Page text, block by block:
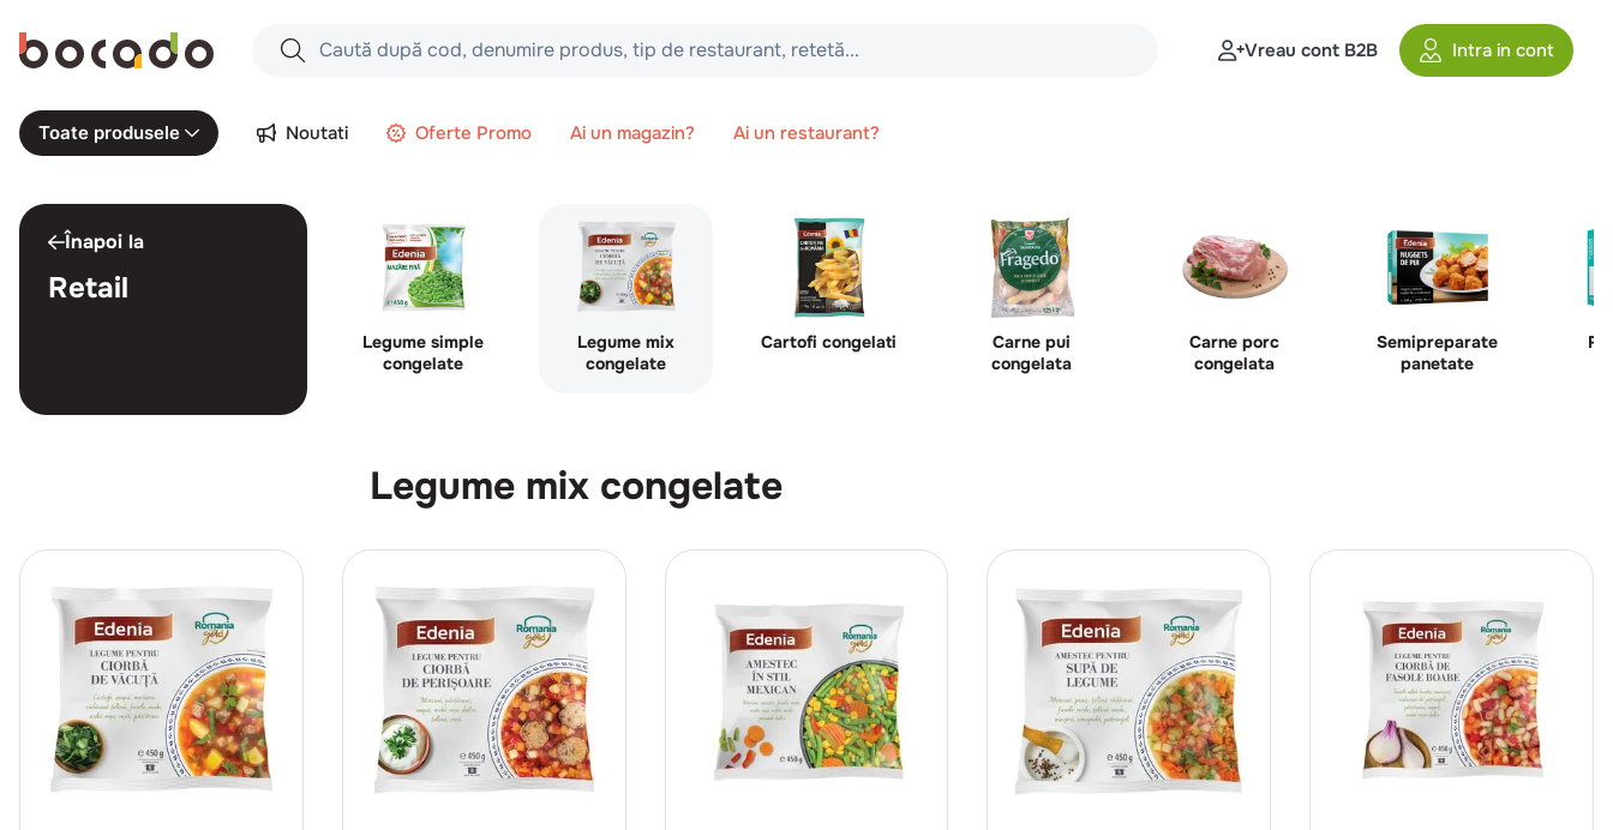
Caută după cod, denumire produs, tip de restaurant, retetă...
Căutări populare
piept pui
7. aripi
croissant
Vreau cont B2B Intra in cont
Toate produsele Noutati Oferte Promo Ai un magazin? Ai un restaurant?
Înapoi la
Retail
Legume simple
congelate
Legume mix
congelate
Cartofi congelati
Carne pui
congelata
Carne porc
congelata
Semipreparate
panetate
Legume mix congelate